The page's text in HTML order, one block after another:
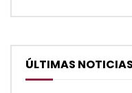
ÚLTIMAS NOTICIAS